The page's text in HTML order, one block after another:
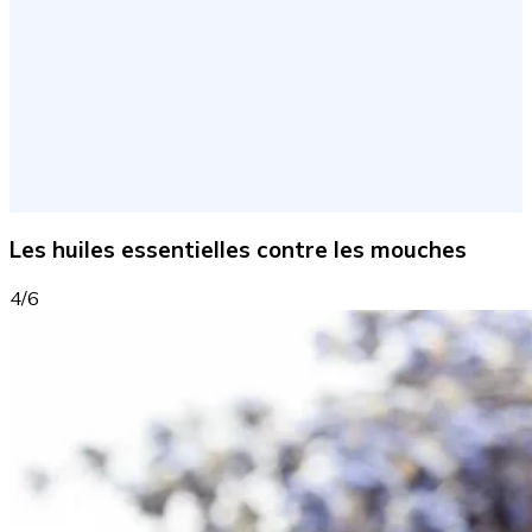
Les huiles essentielles contre les mouches
4/6